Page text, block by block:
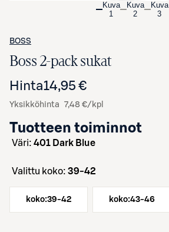
Kuva
1
Kuva
2
Kuva
3
BOSS
Boss 2-pack sukat
Hinta14,95 €
Yksikköhinta 7,48 €/kpl
Tuotteen toiminnot
väri: 401 Dark Blue
Valittu koko: 39-42
koko:39-42 koko:43-46